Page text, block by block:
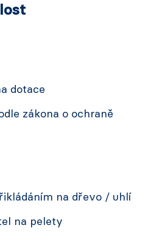
dotace
zákona o ochraně
na dřevo / uhlí
na pelety